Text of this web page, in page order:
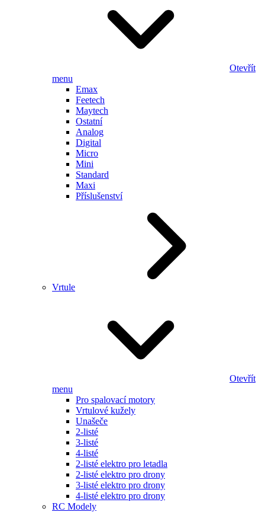
Otevřít
menu
Emax
Feetech
Maytech
Ostatní
Analog
Digital
Micro
Mini
Standard
Maxi
Příslušenství
Vrtule
Otevřít
menu
Pro spalovací motory
Vrtulové kužely
Unašeče
2-listé
3-listé
4-listé
2-listé elektro pro letadla
2-listé elektro pro drony
3-listé elektro pro drony
4-listé elektro pro drony
RC Modely